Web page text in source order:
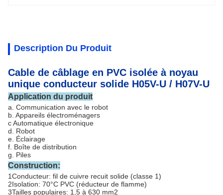
Description Du Produit
Cable de câblage en PVC isolée à noyau
unique conducteur solide H05V-U / H07V-U
Application du produit
a. Communication avec le robot
b. Appareils électroménagers
c Automatique électronique
d. Robot
e. Éclairage
f. Boîte de distribution
g. Piles
Construction:
1Conducteur: fil de cuivre recuit solide (classe 1)
2Isolation: 70°C PVC (réducteur de flamme)
3Tailles populaires: 1,5 à 630 mm2